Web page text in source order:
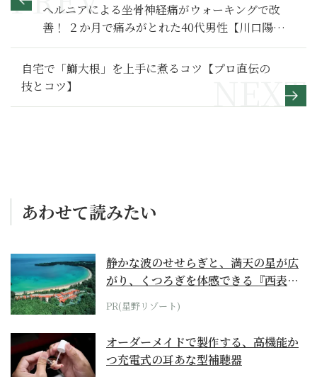
ヘルニアによる坐骨神経痛がウォーキングで改
善！ ２か月で痛みがとれた40代男性【川口陽海の
腰痛改善教室 第11回】
自宅で「鰤大根」を上手に煮るコツ【プロ直伝の
技とコツ】
あわせて読みたい
静かな波のせせらぎと、満天の星が広
がり、くつろぎを体感できる『西表島
ホテル by...
PR(星野リゾート)
オーダーメイドで製作する、高機能か
つ充電式の耳あな型補聴器